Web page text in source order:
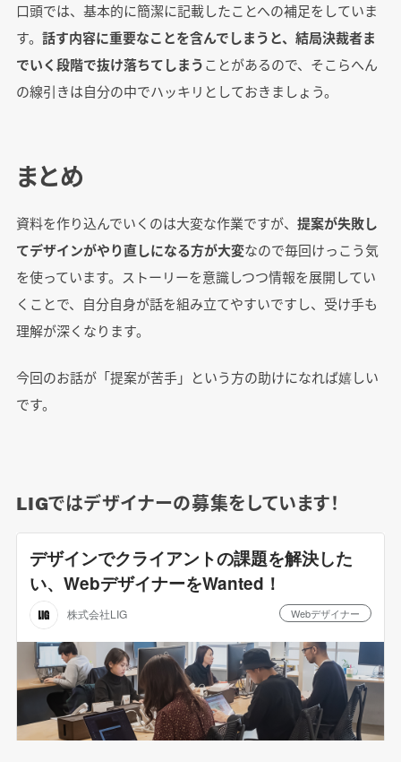
口頭では、基本的に簡潔に記載したことへの補足をしていま
す。 話す内容に重要なことを含んでしまうと、結局決裁者ま
でいく段階で抜け落ちてしまうことがあるので、そこらへん
の線引きは自分の中でハッキリとしておきましょう。
まとめ
資料を作り込んでいくのは大変な作業ですが、 提案が失敗し
てデザインがやり直しになる方が大変なので毎回けっこう気
を使っています。ストーリーを意識しつつ情報を展開してい
くことで、自分自身が話を組み立てやすいですし、受け手も
理解が深くなります。
今回のお話が「提案が苦手」という方の助けになれば嬉しい
です。
LIGではデザイナーの募集をしています！